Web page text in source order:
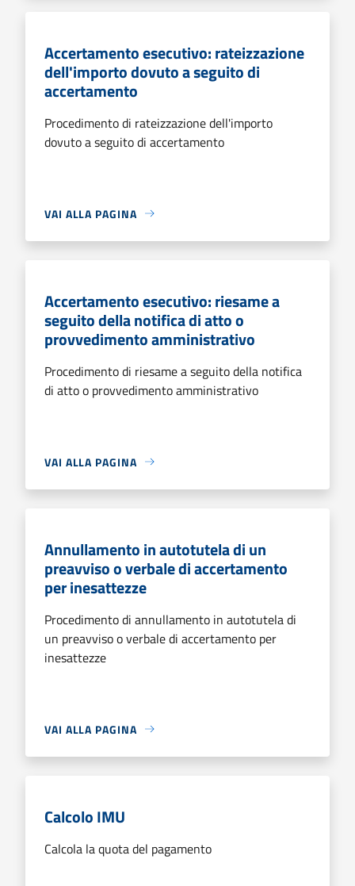
Accertamento esecutivo: rateizzazione
dell'importo dovuto a seguito di
accertamento
Procedimento di rateizzazione dell'importo
dovuto a seguito di accertamento
VAI ALLA PAGINA
Accertamento esecutivo: riesame a
seguito della notifica di atto o
provvedimento amministrativo
Procedimento di riesame a seguito della notifica
di atto o provvedimento amministrativo
VAI ALLA PAGINA
Annullamento in autotutela di un
preavviso o verbale di accertamento
per inesattezze
Procedimento di annullamento in autotutela di
un preavviso o verbale di accertamento per
inesattezze
VAI ALLA PAGINA
Calcolo IMU
Calcola la quota del pagamento